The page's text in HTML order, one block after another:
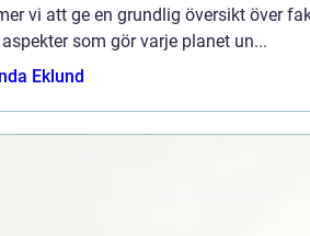
vi att ge en grundlig översikt över
som gör varje planet un...
Eklund